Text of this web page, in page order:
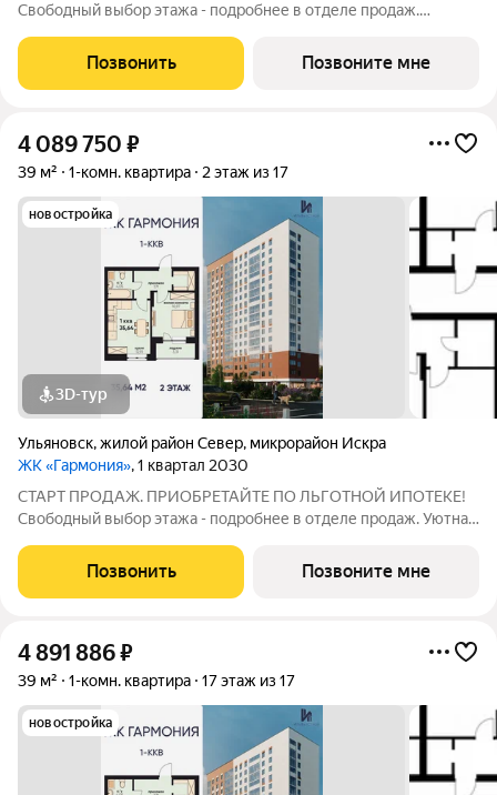
Свободный выбор этажа - подробнее в отделе продаж.
для большой семьи, где каждому найдётся своё пространство:
отдельные комнаты для детей и
Позвонить Позвоните мне
4 089 750 ₽
39 м² 1-комн. квартира 2 этаж из 17
новостройка
3D-тур
Ульяновск,жилой район Север, микрорайон Искра
ЖК «Гармония», 1 квартал 2030
СТАРТ ПРОДАЖ. ПРИОБРЕТАЙТЕ ПО ЛЬГОТНОЙ ИПОТЕКЕ!
Свободный выбор этажа - подробнее в отделе продаж. Уютная
тех, кто ценит комфорт и функциональность: продуманная
Позвонить Позвоните мне
4 891 886₽
39 м² 1-комн. квартира 17 этаж из 17
новостройка